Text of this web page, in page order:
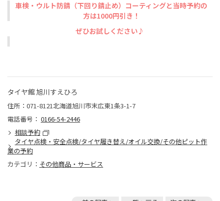
車検・ウルト防錆（下回り錆止め）コーティングと当時予約の
方は1000円引き！
ぜひお試しください♪
タイヤ館 旭川すえひろ
住所：071-8121北海道旭川市末広東1条3-1-7
電話番号： 0166-54-2446
相談予約
タイヤ点検・安全点検/タイヤ履き替え/オイル交換/その他ピット作
業の予約
カテゴリ： その他商品・サービス